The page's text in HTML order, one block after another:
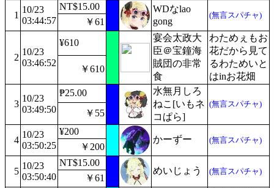
1
10/23
03:44:57
NT$15.00
WDなlao
gong
(無言スパチャ)
￥61
2
10/23
03:46:52
¥610
宴会太政大
臣＠宝鐘海
賊団の非常
食
わためぇもお
花だから見て
るわためいと
はinお花畑
￥610
3
10/23
03:49:50
₱25.00
水無月しろ
ねこ[いもネ
コぱら]
(無言スパチャ)
￥55
4
10/23
03:50:25
¥200
かーずー (無言スパチャ)
￥200
5
10/23
03:50:40
NT$15.00
めいじょう (無言スパチャ)
￥61